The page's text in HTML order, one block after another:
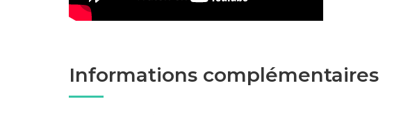
Informations complémentaires